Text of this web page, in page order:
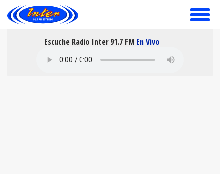
toggle
Escuche Radio Inter 91.7 FM En Vivo